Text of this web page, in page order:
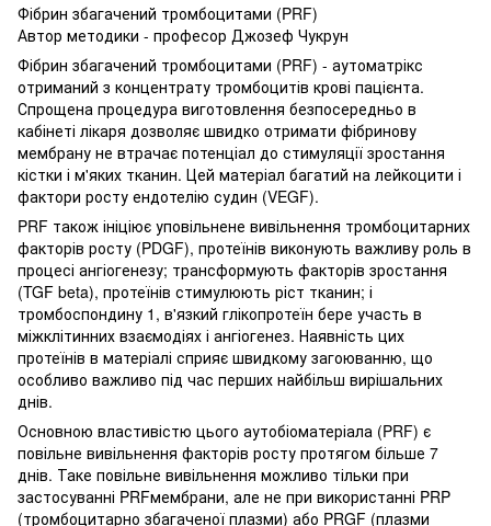
Фібрин збагачений тромбоцитами (PRF)
Автор методики - професор Джозеф Чукрун
Фібрин збагачений тромбоцитами (PRF) - аутоматрікс
отриманий з концентрату тромбоцитів крові пацієнта.
Спрощена процедура виготовлення безпосередньо в
кабінеті лікаря дозволяє швидко отримати фібринову
мембрану не втрачає потенціал до стимуляції зростання
кістки і м'яких тканин. Цей матеріал багатий на лейкоцити і
фактори росту ендотелію судин (VEGF).
PRF також ініціює уповільнене вивільнення тромбоцитарних
факторів росту (PDGF), протеїнів виконують важливу роль в
процесі ангіогенезу; трансформують факторів зростання
(TGF beta), протеїнів стимулюють ріст тканин; і
тромбоспондину 1, в'язкий глікопротеїн бере участь в
міжклітинних взаємодіях і ангіогенез. Наявність цих
протеїнів в матеріалі сприяє швидкому загоюванню, що
особливо важливо під час перших найбільш вирішальних
днів.
Основною властивістю цього аутобіоматеріала (PRF) є
повільне вивільнення факторів росту протягом більше 7
днів. Таке повільне вивільнення можливо тільки при
застосуванні PRFмембрани, але не при використанні PRP
(тромбоцитарно збагаченої плазми) або PRGF (плазми